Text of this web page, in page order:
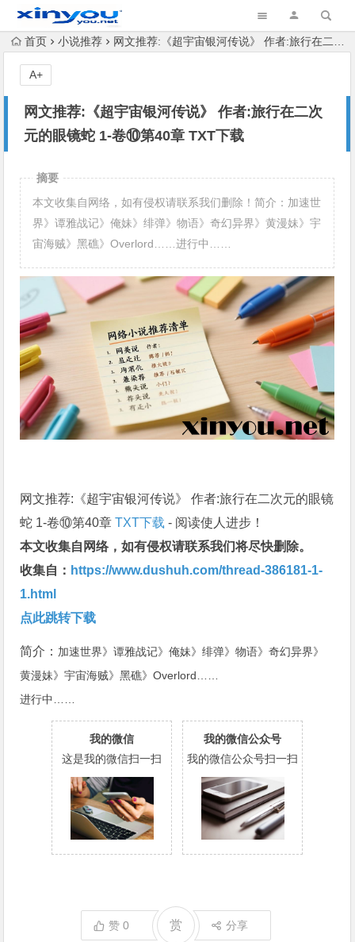
首页 小说推荐 网文推荐:《超宇宙银河传说》 作者:旅行在二次元的眼镜蛇 1-卷⑩第40章 TXT下载
网文推荐:《超宇宙银河传说》 作者:旅行在二次
元的眼镜蛇 1-卷⑩第40章 TXT下载
A+
摘要
本文收集自网络，如有侵权请联系我们删除！简介：加速世
界》谭雅战记》俺妹》绯弹》物语》奇幻异界》黄漫妹》宇
宙海贼》黑礁》Overlord……进行中……
网文推荐:《超宇宙银河传说》 作者:旅行在二次元的眼镜
蛇 1-卷⑩第40章TXT下载 - 阅读使人进步！
本文收集自网络，如有侵权请联系我们将尽快删除。
收集自： https://www.dushuh.com/thread-386181-1-
1.html
点此跳转下载
简介： 加速世界》谭雅战记》俺妹》绯弹》物语》奇幻异界》
黄漫妹》宇宙海贼》黑礁》Overlord……
进行中……
我的微信
这是我的微信扫一扫
我的微信公众号
我的微信公众号扫一扫
赞0 赏 分享